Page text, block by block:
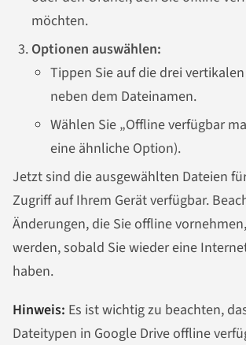
möchten.
Optionen auswählen:
Tippen Sie auf die drei
neben dem Dateinamen.
Wählen Sie „Offline verfügbar
eine ähnliche Option).
Jetzt sind die ausgewählten Dateien
Zugriff auf Ihrem Gerät verfügbar.
Änderungen, die Sie offline
werden, sobald Sie wieder eine
haben.
Hinweis: Es ist wichtig zu beachten,
Dateitypen in Google Drive offline